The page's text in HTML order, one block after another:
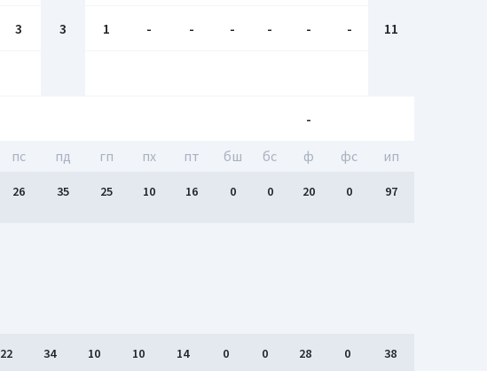
3 3 1 - - - - - - 11
-
пс пд гп пх пт бш бc ф фс ип
26 35 25 10 16 0 0 20 0 97
22 34 10 10 14 0 0 28 0 38